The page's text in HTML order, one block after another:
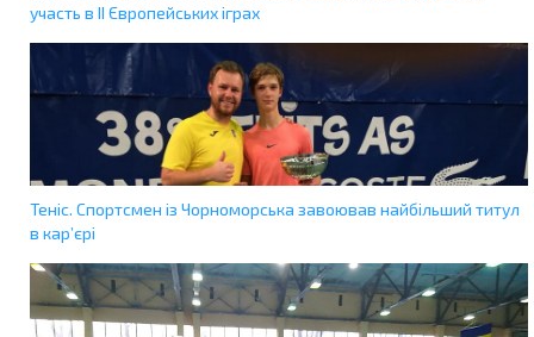
участь в ІІ Європейських іграх
Теніс. Спортсмен із Чорноморська завоював найбільший титул
в кар’єрі